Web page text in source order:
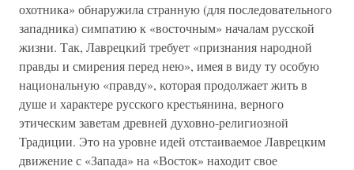
охотника» обнаружила странную (для последовательного
западника) симпатию к «восточным» началам русской
жизни. Так, Лаврецкий требует «признания народной
правды и смирения перед нею», имея в виду ту особую
национальную «правду», которая продолжает жить в
душе и характере русского крестьянина, верного
этическим заветам древней духовно-религиозной
Традиции. Это на уровне идей отстаиваемое Лаврецким
движение с «Запада» на «Восток» находит свое